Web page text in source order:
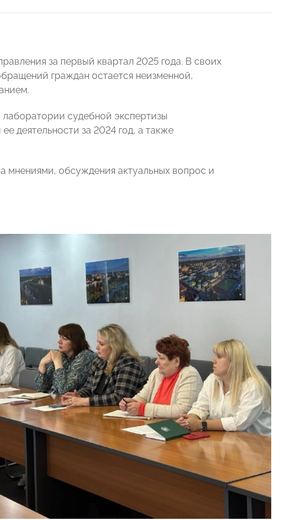
за первый квартал 2025 года. В своих
граждан остается неизменной,
судебной экспертизы
деятельности за 2024 год, а также
мнениями, обсуждения актуальных вопрос и